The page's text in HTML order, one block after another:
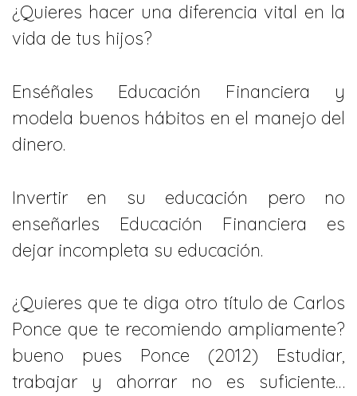
¿Quieres hacer una diferencia vital en la
vida de tus hijos?
Enséñales Educación Financiera y
modela buenos hábitos en el manejo del
dinero.
Invertir en su educación pero no
enseñarles Educación Financiera es
dejar incompleta su educación.
¿Quieres que te diga otro título de Carlos
Ponce que te recomiendo ampliamente?
bueno pues Ponce (2012) Estudiar,
trabajar y ahorrar no es suficiente…